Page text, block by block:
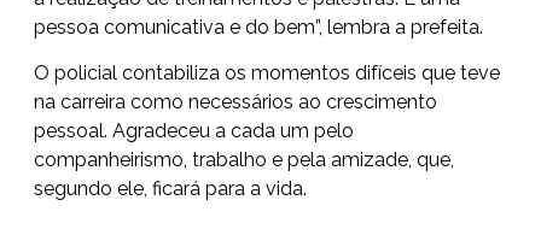
pessoa comunicativa e do bem”, lembra a prefeita.
O policial contabiliza os momentos difíceis que teve
na carreira como necessários ao crescimento
pessoal. Agradeceu a cada um pelo
companheirismo, trabalho e pela amizade, que,
segundo ele, ficará para a vida.